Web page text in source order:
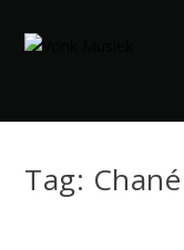
Tag: Chané